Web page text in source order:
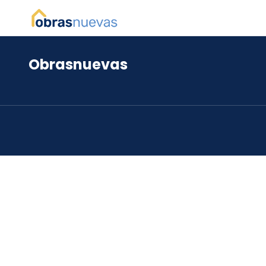
*
Obrasnuevas